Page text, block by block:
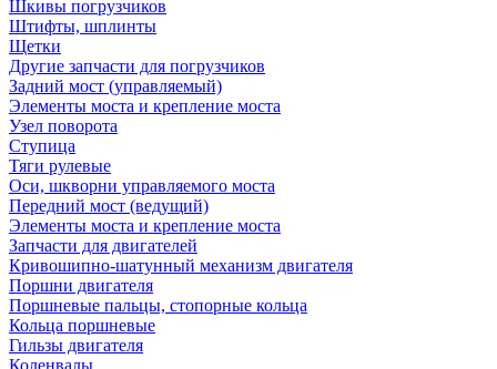
Шкивы погрузчиков
Штифты, шплинты
Щетки
Другие запчасти для погрузчиков
Задний мост (управляемый)
Элементы моста и крепление моста
Узел поворота
Ступица
Тяги рулевые
Оси, шкворни управляемого моста
Передний мост (ведущий)
Элементы моста и крепление моста
Запчасти для двигателей
Кривошипно-шатунный механизм двигателя
Поршни двигателя
Поршневые пальцы, стопорные кольца
Кольца поршневые
Гильзы двигателя
Коленвалы